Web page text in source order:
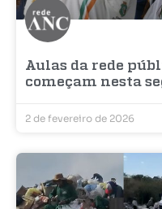
Aulas da rede
começam nesta
2 de fevereiro de 2026